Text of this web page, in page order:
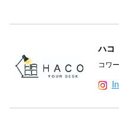
ハコ
コワ